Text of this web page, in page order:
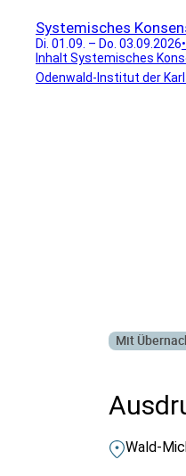
Systemisches
Di. 01.09. – Do. 03.09.2026•
Inhalt Systemisches
Odenwald-Institut der
Mit
Wald-